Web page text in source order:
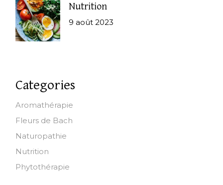
Nutrition
9 août 2023
Categories
Aromathérapie
Fleurs de Bach
Naturopathie
Nutrition
Phytothérapie